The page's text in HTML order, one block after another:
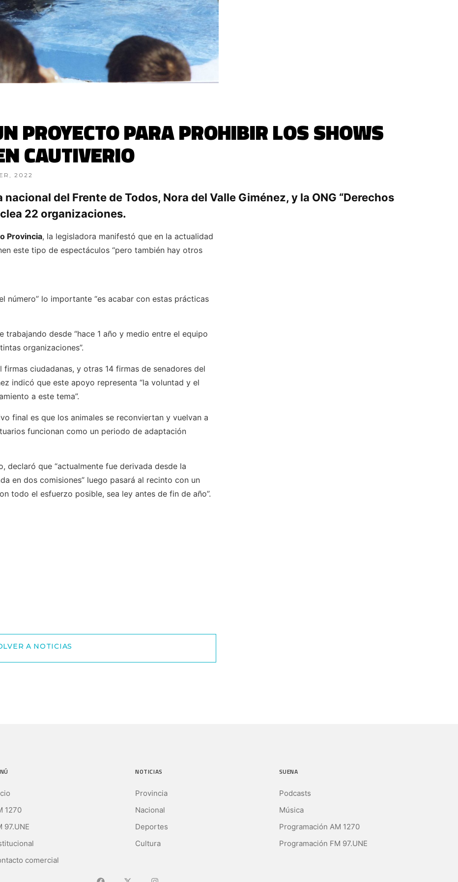
PROYECTO PARA PROHIBIR LOS SHOWS
CAUTIVERIO
2022
del Frente de Todos, Nora del Valle Giménez, y la ONG “Derechos
22 organizaciones.
Provincia, la legisladora manifestó que en la actualidad
este tipo de espectáculos “pero también hay otros
número” lo importante “es acabar con estas prácticas
desde “hace 1 año y medio entre el equipo
organizaciones”.
ciudadanas, y otras 14 firmas de senadores del
indicó que este apoyo representa “la voluntad y el
a este tema”.
final es que los animales se reconviertan y vuelvan a
funcionan como un periodo de adaptación
declaró que “actualmente fue derivada desde la
en dos comisiones” luego pasará al recinto con un
todo el esfuerzo posible, sea ley antes de fin de año”.
A NOTICIAS
1270
97.UNE
comercial
NOTICIAS
Provincia
Nacional
Deportes
Cultura
SUENA
Podcasts
Música
Programación AM 1270
Programación FM 97.UNE